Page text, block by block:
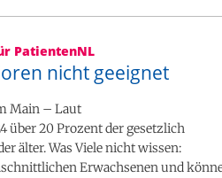
PatientenNL
nicht geeignet
Main – Laut
über 20 Prozent der gesetzlich
älter. Was Viele nicht wissen:
Erwachsenen und